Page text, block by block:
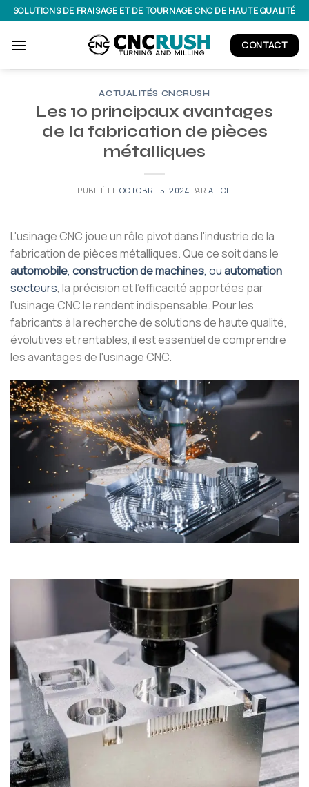
Passer
au
contenu
SOLUTIONS DE FRAISAGE ET DE TOURNAGE CNC DE HAUTE QUALITÉ
CONTACT
ACTUALITÉS CNCRUSH
Les 10 principaux avantages
de la fabrication de pièces
métalliques
PUBLIÉ LE OCTOBRE 5, 2024 PAR ALICE
L'usinage CNC joue un rôle pivot dans l'industrie de la
fabrication de pièces métalliques. Que ce soit dans le
automobile, construction de machines, ouautomation
secteurs, la précision et l'efficacité apportées par
l'usinage CNC le rendent indispensable. Pour les
fabricants à la recherche de solutions de haute qualité,
évolutives et rentables, il est essentiel de comprendre
les avantages de l'usinage CNC.